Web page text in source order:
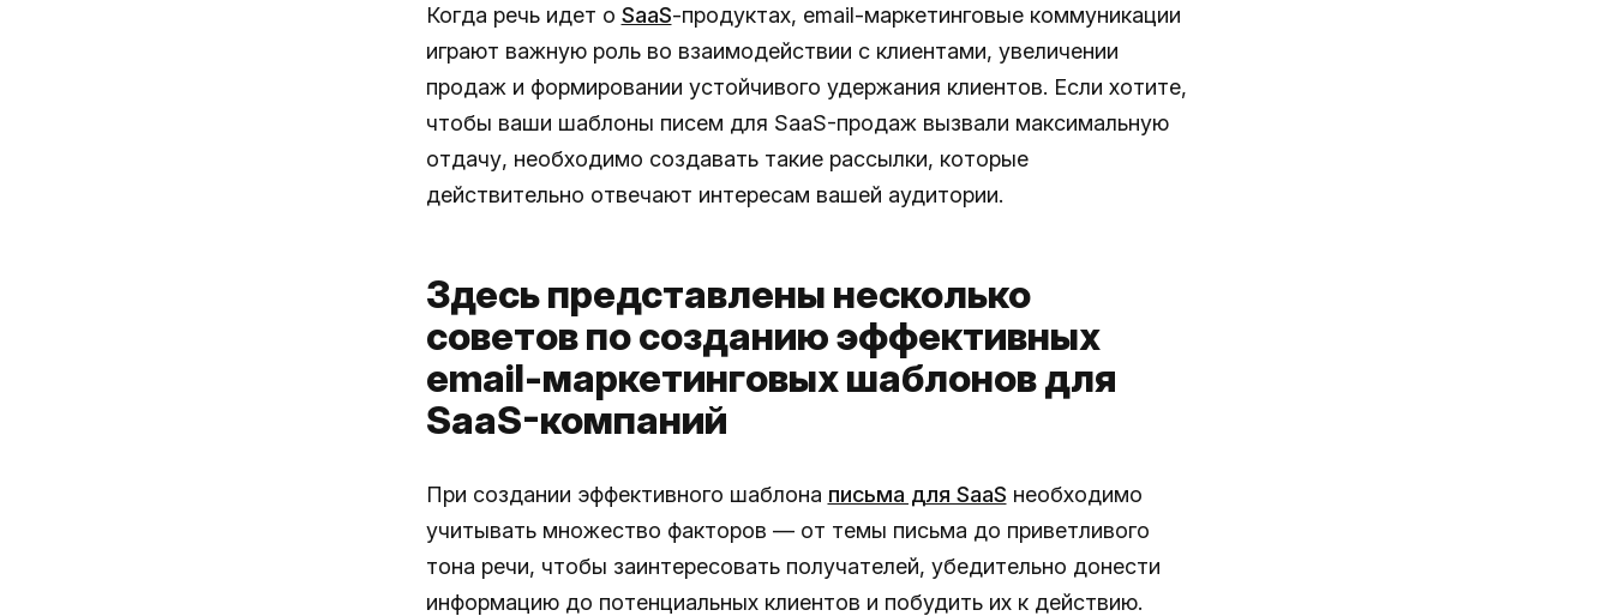
Когда речь идет о SaaS-продуктах, email-маркетинговые коммуникации
играют важную роль во взаимодействии с клиентами, увеличении
продаж и формировании устойчивого удержания клиентов. Если хотите,
чтобы ваши шаблоны писем для SaaS-продаж вызвали максимальную
отдачу, необходимо создавать такие рассылки, которые
действительно отвечают интересам вашей аудитории.
Здесь представлены несколько
советов по созданию эффективных
email-маркетинговых шаблонов для
SaaS-компаний
При создании эффективного шаблона письма для SaaS необходимо
учитывать множество факторов — от темы письма до приветливого
тона речи, чтобы заинтересовать получателей, убедительно донести
информацию до потенциальных клиентов и побудить их к действию.